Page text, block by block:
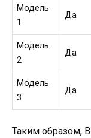
Модель
1
Да
Модель
2
Да
Модель
3
Да
Таким образом,